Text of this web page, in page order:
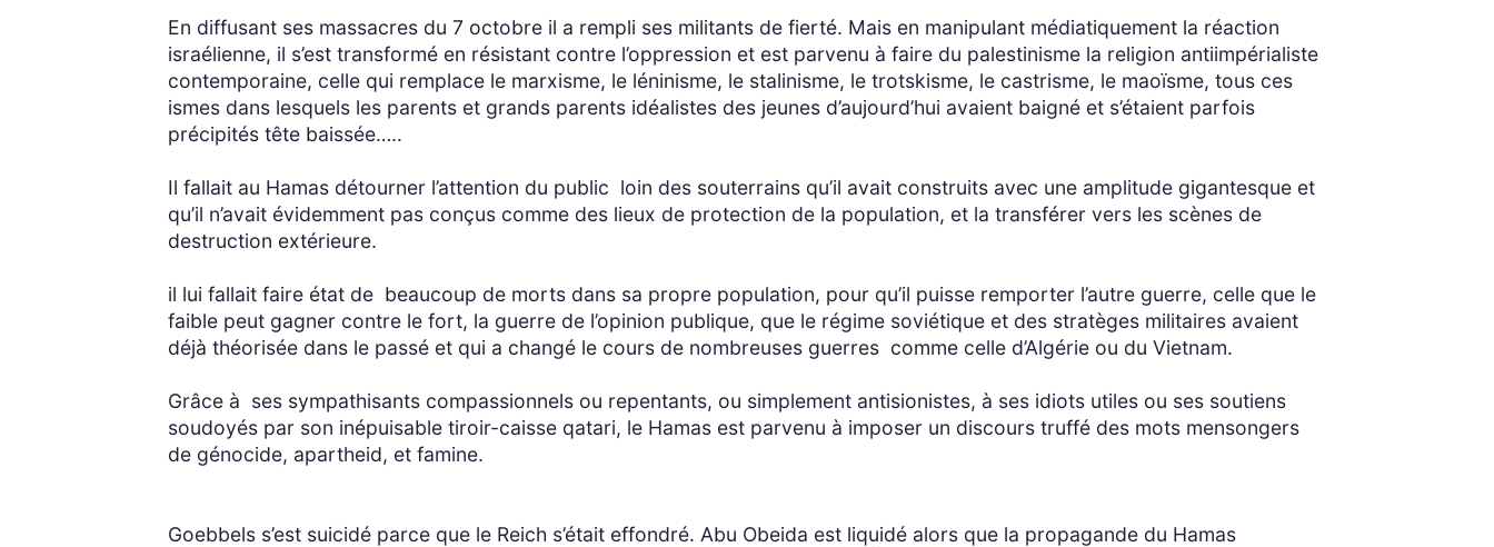
En diffusant ses massacres du 7 octobre il a rempli ses militants de fierté. Mais en manipulant médiatiquement la réaction
israélienne, il s’est transformé en résistant contre l’oppression et est parvenu à faire du palestinisme la religion antiimpérialiste
contemporaine, celle qui remplace le marxisme, le léninisme, le stalinisme, le trotskisme, le castrisme, le maoïsme, tous ces
ismes dans lesquels les parents et grands parents idéalistes des jeunes d’aujourd’hui avaient baigné et s’étaient parfois
précipités tête baissée…..
Il fallait au Hamas détourner l’attention du public loin des souterrains qu’il avait construits avec une amplitude gigantesque et
qu’il n’avait évidemment pas conçus comme des lieux de protection de la population, et la transférer vers les scènes de
destruction extérieure.
il lui fallait faire état de beaucoup de morts dans sa propre population, pour qu’il puisse remporter l’autre guerre, celle que le
faible peut gagner contre le fort, la guerre de l’opinion publique, que le régime soviétique et des stratèges militaires avaient
déjà théorisée dans le passé et qui a changé le cours de nombreuses guerres comme celle d’Algérie ou du Vietnam.
Grâce à ses sympathisants compassionnels ou repentants, ou simplement antisionistes, à ses idiots utiles ou ses soutiens
soudoyés par son inépuisable tiroir-caisse qatari, le Hamas est parvenu à imposer un discours truffé des mots mensongers
de génocide, apartheid, et famine.
Goebbels s’est suicidé parce que le Reich s’était effondré. Abu Obeida est liquidé alors que la propagande du Hamas